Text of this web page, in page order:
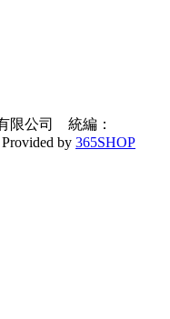
限公司 統編：
by 365SHOP